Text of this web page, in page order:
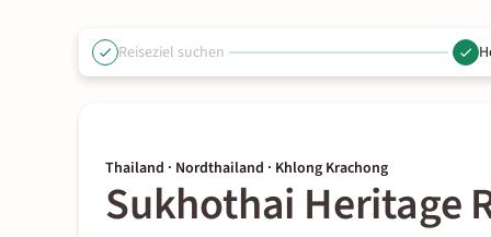
Reiseziel suchen
Thailand · Nordthailand · Khlong Krachong
Sukhothai Heritage